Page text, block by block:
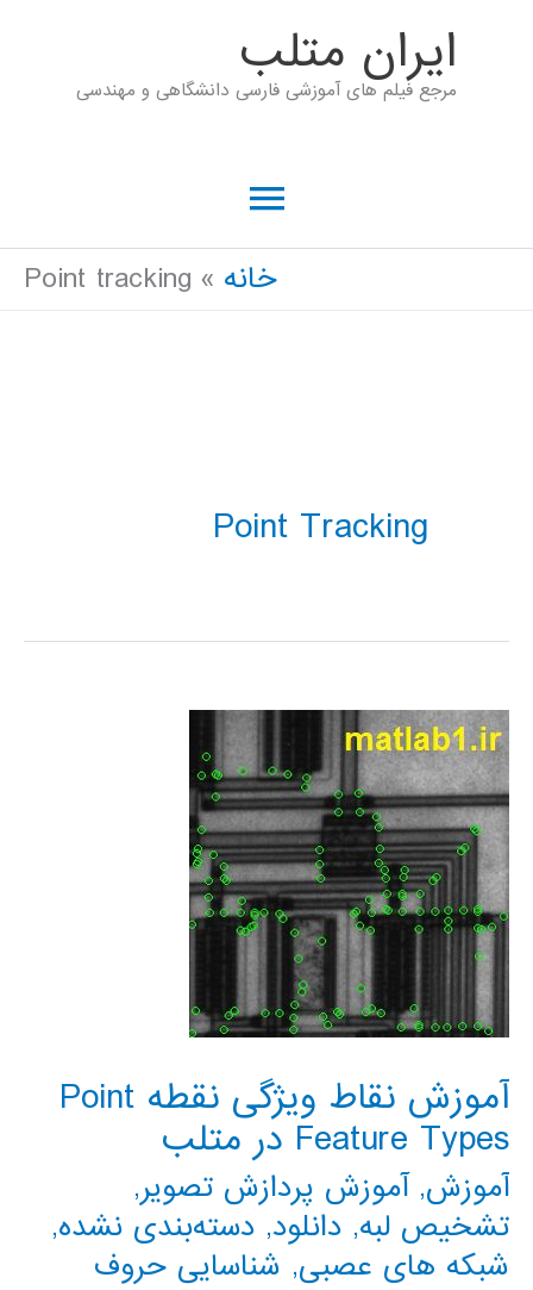
ايران متلب
مرجع فیلم های آموزشی فارسی دانشگاهی و مهندسی
فهرست
اصلی
خانه Point tracking
Point Tracking
آموزش نقاط ویژگی نقطه Point
Feature Types در متلب
آموزش,آموزش پردازش تصویر,
تشخیص لبه, دانلود, دسته‌بندی نشده,
شبکه های عصبی, شناسایی حروف